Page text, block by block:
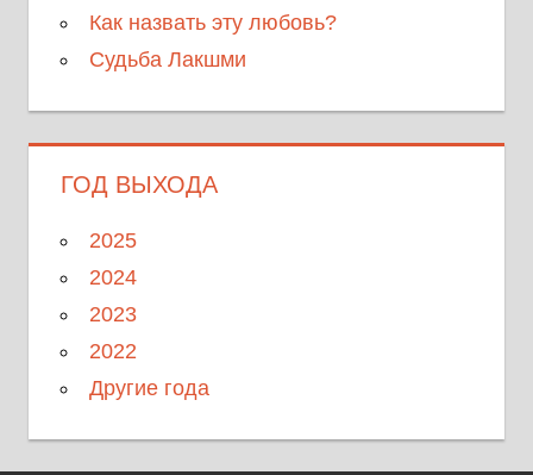
Как назвать эту любовь?
Судьба Лакшми
ГОД ВЫХОДА
2025
2024
2023
2022
Другие года